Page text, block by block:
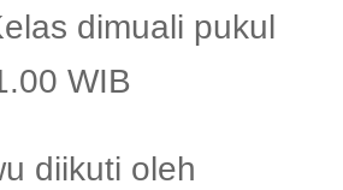
dimuali pukul
WIB
diikuti oleh